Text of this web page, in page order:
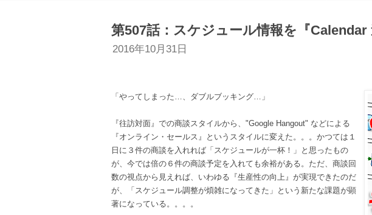
第507話：スケジュール情報を『Calendar
2016年10月31日
「やってしまった…、ダブルブッキング…」
『往訪対面』での商談スタイルから、"Google Hangout" などによる
『オンライン・セールス』というスタイルに変えた。。。かつては１
日に３件の商談を入れれば「スケジュールが一杯！」と思ったもの
が、今では倍の６件の商談予定を入れても余裕がある。ただ、商談回
数の視点から見えれば、いわゆる『生産性の向上』が実現できたのだ
が、「スケジュール調整が煩雑になってきた」という新たな課題が顕
著になっている。。。。